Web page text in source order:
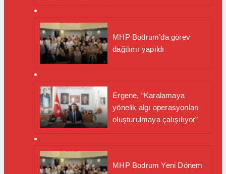
MHP Bodrum’da görev
dağılımı yapıldı
Ergene, “Karalamaya
yönelik algı operasyonları
oluşturulmaya çalışılıyor”
MHP Bodrum Yeni Dönem